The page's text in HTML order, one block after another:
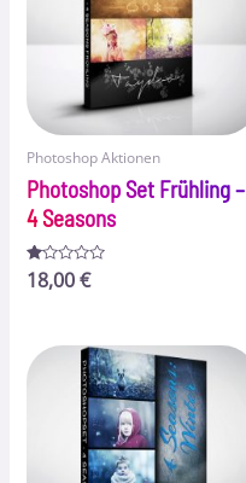
Photoshop Aktionen
Photoshop Set Frühling –
4 Seasons
Bewertet
mit
18,00€